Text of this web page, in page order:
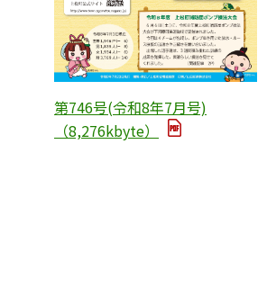
第746号(令和8年7月号)
（8,276kbyte）